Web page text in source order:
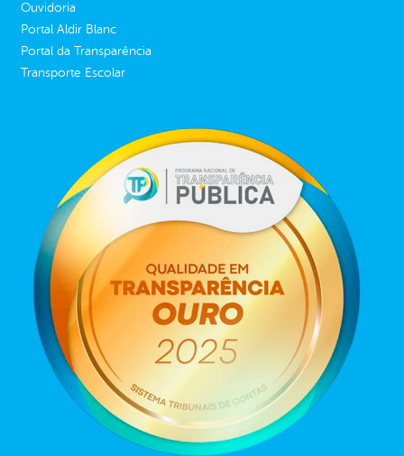
Ouvidoria
Portal Aldir Blanc
Portal da Transparência
Transporte Escolar